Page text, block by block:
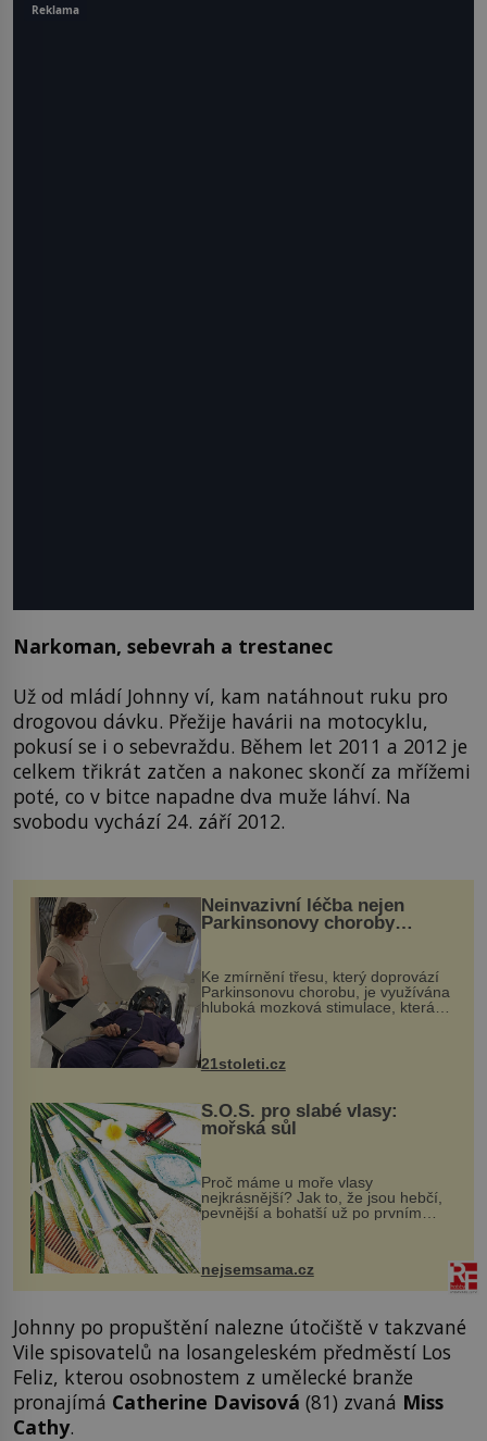
Narkoman, sebevrah a trestanec
Už od mládí Johnny ví, kam natáhnout ruku pro
drogovou dávku. Přežije havárii na motocyklu,
pokusí se i o sebevraždu. Během let 2011 a 2012 je
celkem třikrát zatčen a nakonec skončí za mřížemi
poté, co v bitce napadne dva muže láhví. Na
svobodu vychází 24. září 2012.
Neinvazivní léčba nejen
Parkinsonovy choroby
Ke zmírnění třesu, který doprovází
Parkinsonovu chorobu, je využívána
hluboká mozková stimulace, která
však vyžaduje vysoce invazivní
k dostatečně přesnému zacílení ...
21stoleti.cz
S.O.S. pro slabé vlasy:
mořská sůl
Proč máme u moře vlasy
nejkrásnější? Jak to, že jsou hebčí,
pevnější a bohatší už po prvním
vlasy. ...
nejsemsama.cz
Johnny po propuštění nalezne útočiště v takzvané
Vile spisovatelů na losangeleském předměstí Los
Feliz, kterou osobnostem z umělecké branže
pronajímá Catherine Davisová (81) zvaná Miss
Cathy.
Reklama